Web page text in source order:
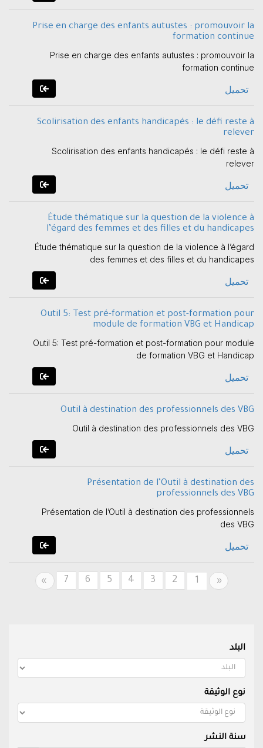
Prise en charge des enfants autustes : promouvoir la
formation continue
Prise en charge des enfants autustes : promouvoir la
formation continue
تحميل
Scolirisation des enfants handicapés : le défi reste à
relever
Scolirisation des enfants handicapés : le défi reste à
relever
تحميل
Étude thématique sur la question de la violence à
l’égard des femmes et des filles et du handicapes
Étude thématique sur la question de la violence à l’égard
des femmes et des filles et du handicapes
تحميل
Outil 5: Test pré-formation et post-formation pour
module de formation VBG et Handicap
Outil 5: Test pré-formation et post-formation pour module
de formation VBG et Handicap
تحميل
Outil à destination des professionnels des VBG
Outil à destination des professionnels des VBG
تحميل
Présentation de l’Outil à destination des
professionnels des VBG
Présentation de l’Outil à destination des professionnels
des VBG
تحميل
«
Previous
1
2
3
4
5
6
7
»
Next
البلد
نوع الوثيقة
سنة النشر